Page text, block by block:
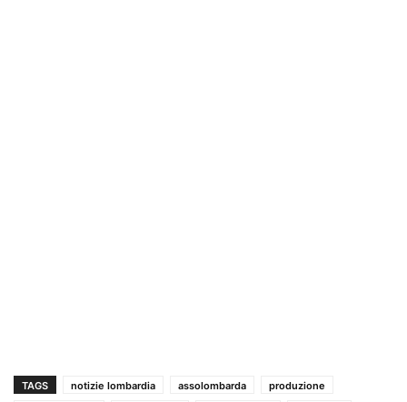
TAGS notizie lombardia assolombarda
produzione